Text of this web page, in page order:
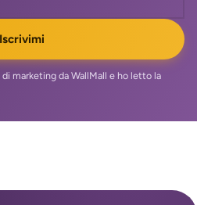
Iscrivimi
marketing da WallMall e ho letto la